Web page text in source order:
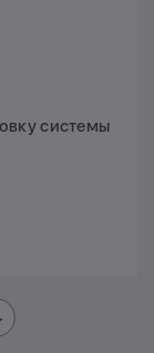
системы